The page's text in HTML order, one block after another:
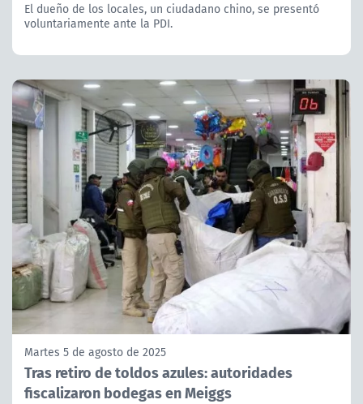
El dueño de los locales, un ciudadano chino, se presentó
voluntariamente ante la PDI.
Martes 5 de agosto de 2025
Tras retiro de toldos azules: autoridades
fiscalizaron bodegas en Meiggs